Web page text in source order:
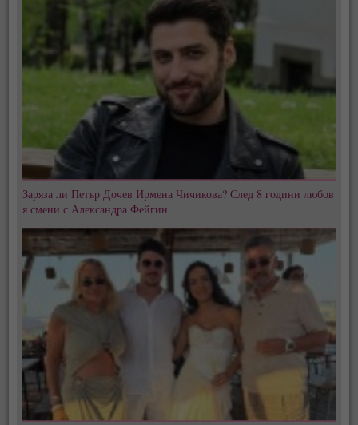
Заряза ли Петър Дочев Ирмена Чичикова? След 8 години любов
я смени с Александра Фейгин